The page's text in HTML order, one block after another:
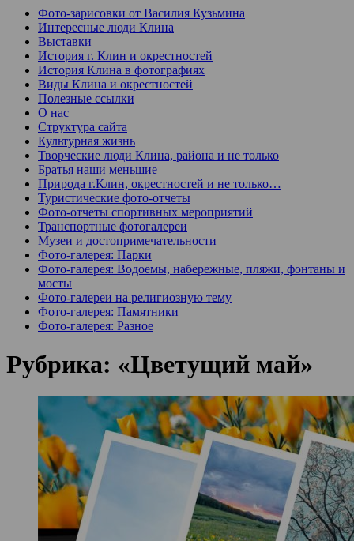
Фото-зарисовки от Василия Кузьмина
Интересные люди Клина
Выставки
История г. Клин и окрестностей
История Клина в фотографиях
Виды Клина и окрестностей
Полезные ссылки
О нас
Структура сайта
Культурная жизнь
Творческие люди Клина, района и не только
Братья наши меньшие
Природа г.Клин, окрестностей и не только…
Туристические фото-отчеты
Фото-отчеты спортивных мероприятий
Транспортные фотогалереи
Музеи и достопримечательности
Фото-галерея: Парки
Фото-галерея: Водоемы, набережные, пляжи, фонтаны и
мосты
Фото-галереи на религиозную тему
Фото-галерея: Памятники
Фото-галерея: Разное
Рубрика: «Цветущий май»